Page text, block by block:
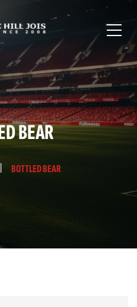
BEAR
BOTTLED BEAR